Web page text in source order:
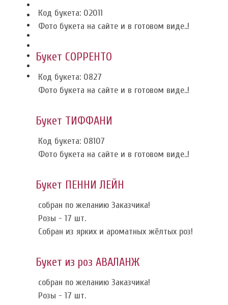
Код букета: 02011
Фото букета на сайте и в готовом виде..!
Букет СОРРЕНТО
Код букета: 0827
Фото букета на сайте и в готовом виде..!
Букет ТИФФАНИ
Код букета: 08107
Фото букета на сайте и в готовом виде..!
Букет ПЕННИ ЛЕЙН
собран по желанию Заказчика!
Розы - 17 шт.
Собран из ярких и ароматных жёлтых роз!
Букет из роз АВАЛАНЖ
собран по желанию Заказчика!
Розы - 17 шт.